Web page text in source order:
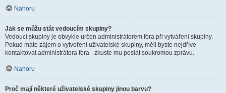
Nahoru
Jak se můžu stát vedoucím skupiny?
Vedoucí skupiny je obvykle určen administrátorem fóra při vytváření skupiny.
Pokud máte zájem o vytvoření uživatelské skupiny, měli byste nejdříve
kontaktovat administrátora fóra - zkuste mu poslat soukromou zprávu.
Nahoru
Proč mají některé uživatelské skupiny jinou barvu?